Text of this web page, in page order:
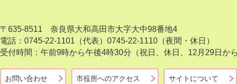
〒635-8511 奈良県大和高田市大字大中98番地4
電話：0745-22-1101（代表） 0745-22-1110（夜間・休日）
受付時間：午前9時から午後4時30分（祝日、休日、12月29日か
お問い合わせ 市役所へのアクセス サイトについて